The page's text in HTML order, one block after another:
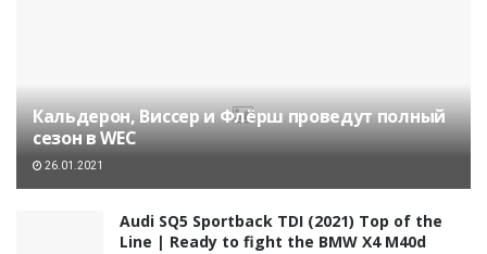
Кальдерон, Виссер и Флёрш проведут полный
сезон в WEC
26.01.2021
Audi SQ5 Sportback TDI (2021) Top of the
Line | Ready to fight the BMW X4 M40d